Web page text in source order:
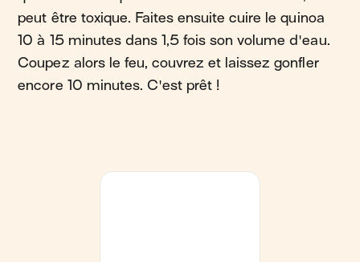
peut être toxique. Faites ensuite cuire le quinoa
10 à 15 minutes dans 1,5 fois son volume d'eau.
Coupez alors le feu, couvrez et laissez gonfler
encore 10 minutes. C'est prêt !